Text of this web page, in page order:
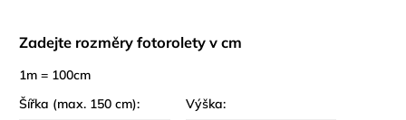
Zadejte rozměry fotorolety v cm
1m = 100cm
Šířka (max. 150 cm):
Výška: